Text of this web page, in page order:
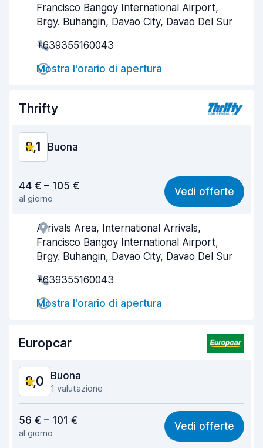
Rapidità del ritiro 8,0
Rapidità della riconsegna
Pulizia del veicolo
Francisco Bangoy International Airport,
Brgy. Buhangin, Davao City, Davao Del Sur
+639355160043
Mostra l'orario di apertura
Thrifty
8,1 Buona
8,1
Facile da trovare 8,2
Gentilezza degli agenti
Rapidità del ritiro 8,0
Rapidità della riconsegna
Pulizia del veicolo
8,3
44 € – 105 €
al giorno
Vedi offerte
Arrivals Area, International Arrivals,
Francisco Bangoy International Airport,
Brgy. Buhangin, Davao City, Davao Del Sur
+639355160043
Mostra l'orario di apertura
Europcar
8,0 Buona
1 valutazione
7,7
Facile da trovare 8,2
56 € – 101 €
al giorno
Vedi offerte